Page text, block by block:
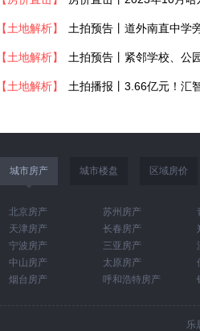
汇总！
土地解析】 土拍预告丨道外南直中学
拍价约3591元/㎡
土地解析】 土拍预告丨紧邻学校、公
地块近2.1亿起拍
土地解析】 土拍播报丨3.66亿元！汇
城市房产 城市楼盘 区域房价
北京房产 苏州房产
天津房产
长春房产
宁波房产
三亚房产
中山房产
太原房产
烟台房产
呼和浩特房产
乐